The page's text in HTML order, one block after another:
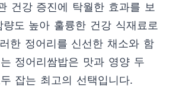
건강 증진에 탁월한 효과를 보
도 높아 훌륭한 건강 식재료로
한 정어리를 신선한 채소와 함
정어리쌈밥은 맛과 영양 두
잡는 최고의 선택입니다.